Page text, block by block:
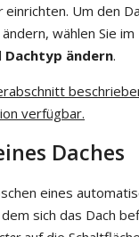
einrichten. Um den
ändern, wählen Sie
Dachtyp ändern.
verfügbar.
Daches
eines
sich das Dach